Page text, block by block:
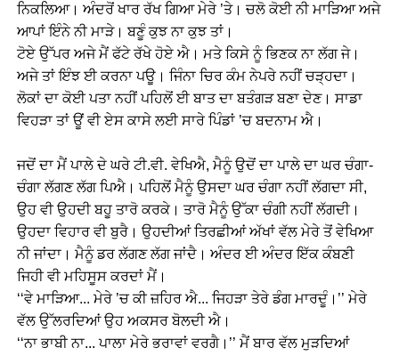
ਨਿਕਲਿਆ। ਅੰਦਰੋਂ ਖਾਰ ਰੱਖ ਗਿਆ ਮੇਰੇ ’ਤੇ। ਚਲੋ ਕੋਈ ਨੀ ਮਾੜਿਆ ਅਜੇ
ਆਪਾਂ ਇੰਨੇ ਨੀ ਮਾੜੇ। ਬਣੂੰ ਕੁਝ ਨਾ ਕੁਝ ਤਾਂ।
ਟੋਏ ਉੱਪਰ ਅਜੇ ਮੈਂ ਫੱਟੇ ਰੱਖੇ ਹੋਏ ਐ। ਮਤੇ ਕਿਸੇ ਨੂੰ ਭਿਣਕ ਨਾ ਲੱਗ ਜੇ।
ਅਜੇ ਤਾਂ ਇੰਝ ਈ ਕਰਨਾ ਪਊ। ਜਿੰਨਾ ਚਿਰ ਕੰਮ ਨੇਪਰੇ ਨਹੀਂ ਚੜ੍ਹਦਾ।
ਲੋਕਾਂ ਦਾ ਕੋਈ ਪਤਾ ਨਹੀਂ ਪਹਿਲੋਂ ਈ ਬਾਤ ਦਾ ਬਤੰਗੜ ਬਣਾ ਦੇਣ। ਸਾਡਾ
ਵਿਹੜਾ ਤਾਂ ਊਂ ਵੀ ਏਸ ਕਾਸੇ ਲਈ ਸਾਰੇ ਪਿੰਡਾਂ ’ਚ ਬਦਨਾਮ ਐ।
ਜਦੋਂ ਦਾ ਮੈਂ ਪਾਲੇ ਦੇ ਘਰੇ ਟੀ.ਵੀ. ਵੇਖਿਐ, ਮੈਨੂੰ ਉਦੋਂ ਦਾ ਪਾਲੇ ਦਾ ਘਰ ਚੰਗਾ-
ਚੰਗਾ ਲੱਗਣ ਲੱਗ ਪਿਐ। ਪਹਿਲੋਂ ਮੈਨੂੰ ਉਸਦਾ ਘਰ ਚੰਗਾ ਨਹੀਂ ਲੱਗਦਾ ਸੀ,
ਉਹ ਵੀ ਉਹਦੀ ਬਹੂ ਤਾਰੋ ਕਰਕੇ। ਤਾਰੋ ਮੈਨੂੰ ਉੱਕਾ ਚੰਗੀ ਨਹੀਂ ਲੱਗਦੀ।
ਉਹਦਾ ਵਿਹਾਰ ਵੀ ਬੁਰੈ। ਉਹਦੀਆਂ ਤਿਰਛੀਆਂ ਅੱਖਾਂ ਵੱਲ ਮੇਰੇ ਤੋਂ ਵੇਖਿਆ
ਨੀ ਜਾਂਦਾ। ਮੈਨੂੰ ਡਰ ਲੱਗਣ ਲੱਗ ਜਾਂਦੈ। ਅੰਦਰ ਈ ਅੰਦਰ ਇੱਕ ਕੰਬਣੀ
ਜਿਹੀ ਵੀ ਮਹਿਸੂਸ ਕਰਦਾਂ ਮੈਂ।
‘‘ਵੇ ਮਾੜਿਆ... ਮੇਰੇ ’ਚ ਕੀ ਜ਼ਹਿਰ ਐ... ਜਿਹੜਾ ਤੇਰੇ ਡੰਗ ਮਾਰਦੂੰ।’’ ਮੇਰੇ
ਵੱਲ ਉੱਲਰਦਿਆਂ ਉਹ ਅਕਸਰ ਬੋਲਦੀ ਐ।
‘‘ਨਾ ਭਾਬੀ ਨਾ... ਪਾਲਾ ਮੇਰੇ ਭਰਾਵਾਂ ਵਰਗੈ।’’ ਮੈਂ ਬਾਰ ਵੱਲ ਮੁੜਦਿਆਂ